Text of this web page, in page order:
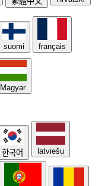
suomi français
Magyar
한국어 latviešu